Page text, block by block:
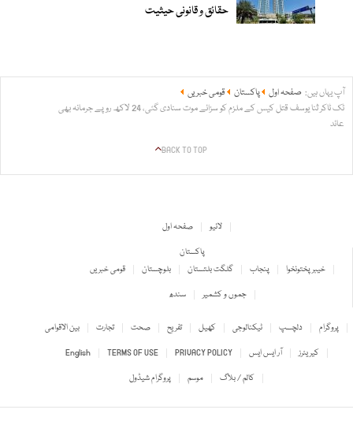
حقائق و قانونی حیثیت
آپ یہاں ہیں: صفحہ اول پاکستان
قومی خبریں
ٹک ٹاکر ثنا یوسف قتل کیس کے ملزم کو سزائے موت سنادی گئی، 24 لاکھ روپے جرمانہ بھی
عائد
BACK TO TOP
صفحہ اول
لائیو
پاکستان
قومی خبریں
بلوچستان گلگت بلتستان پنجاب
خیبر پختونخوا
سندھ
جموں و کشمیر
بین الاقوامی تجارت صحت تفریح کھیل ٹیکنالوجی دلچسپ
پروگرام
English
TERMS OF USE PRIVACY POLICY آر ایس ایس
کیریئرز
پروگرام شیڈول
موسم کالم / بلاگ